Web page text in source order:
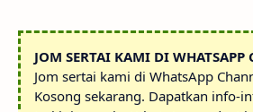
JOM SERTAI KAMI DI WHATSAPP
Jom sertai kami di WhatsApp
Kosong sekarang. Dapatkan info-